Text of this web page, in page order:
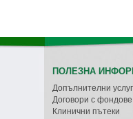
ПОЛЕЗНА
Допълнителни
Договори с фондове
Клинични пътеки